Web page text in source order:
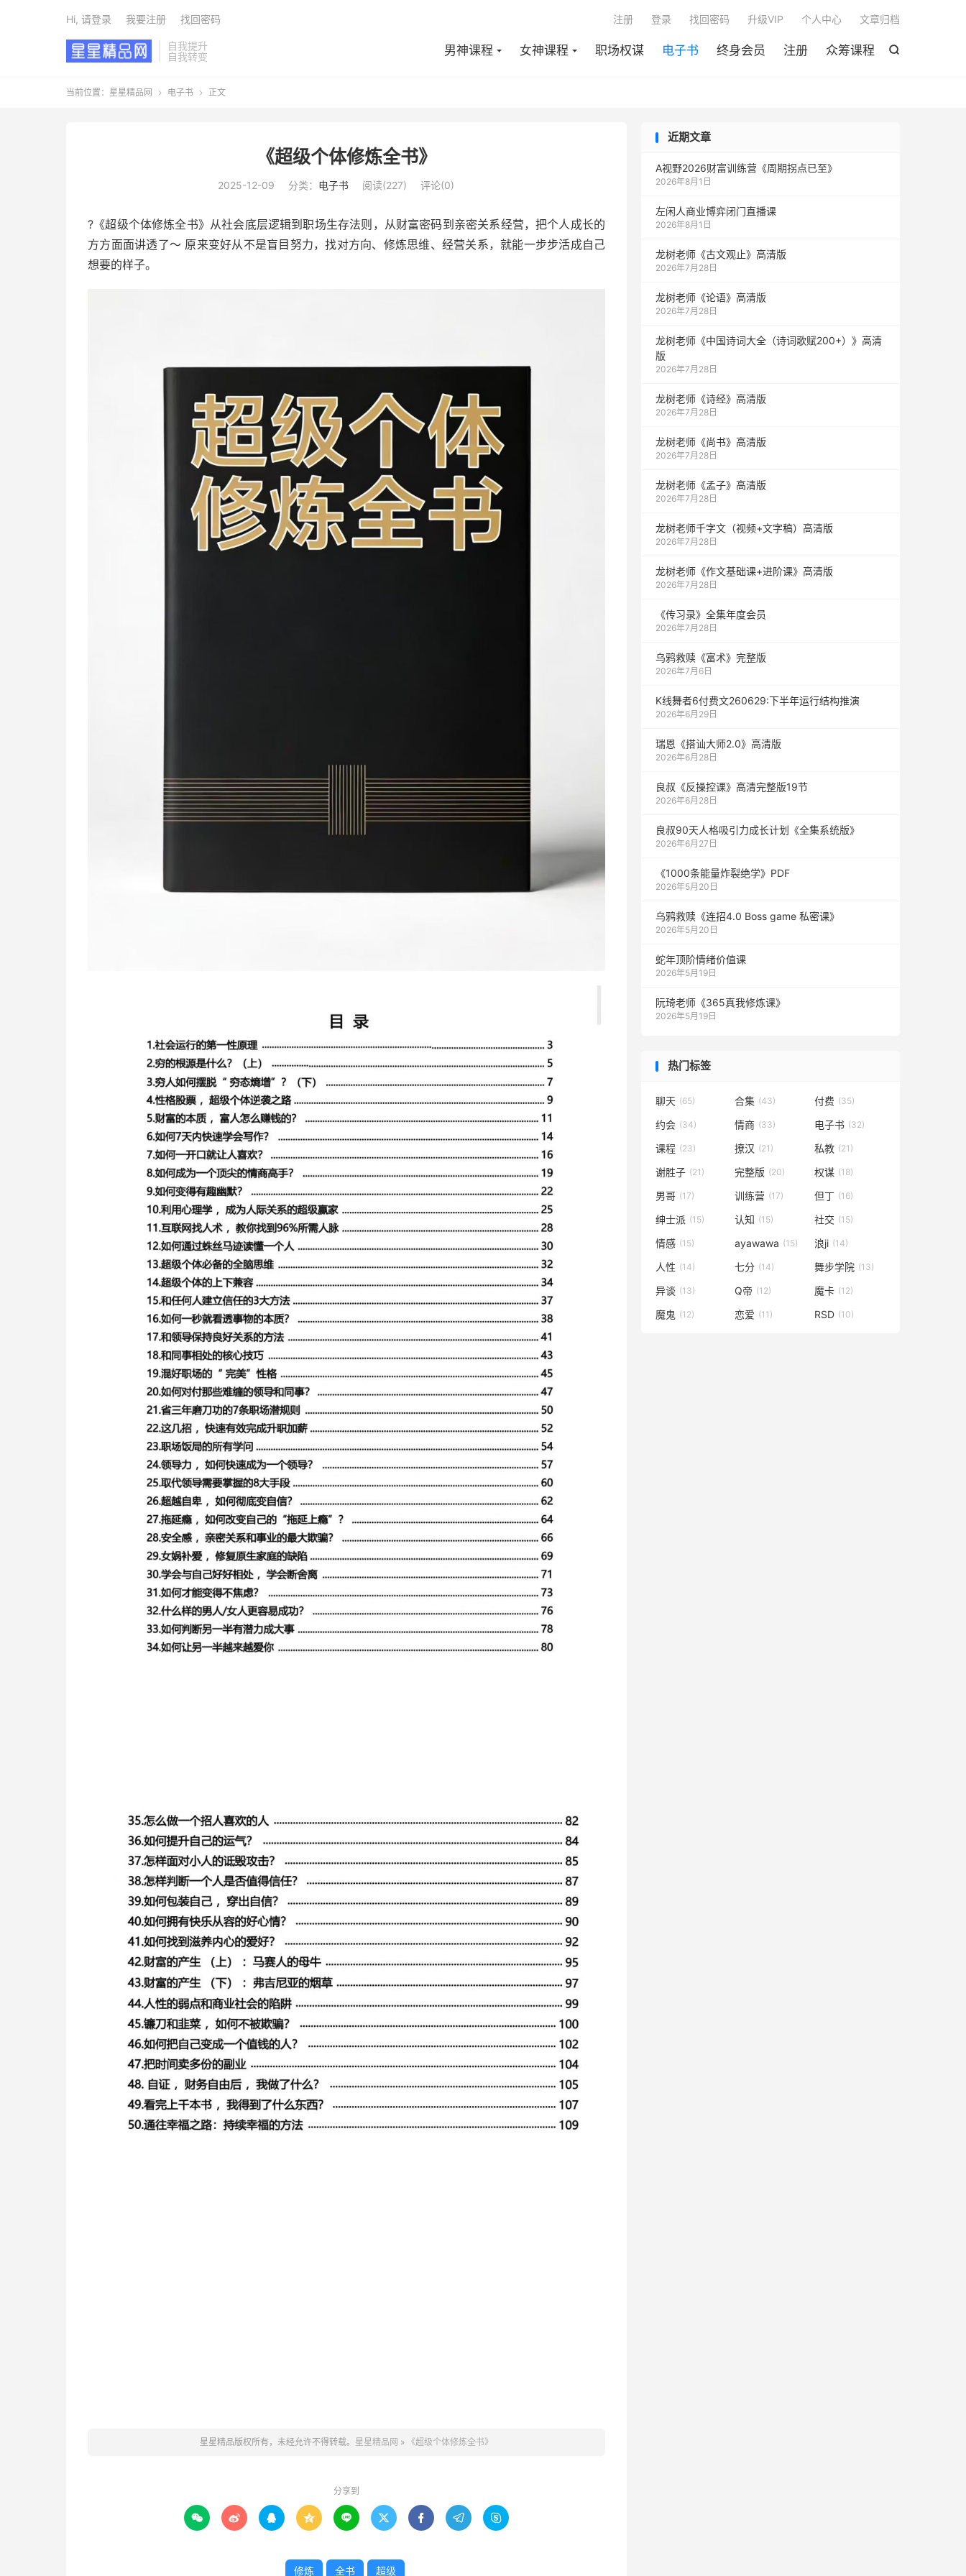
自我提升
自我转变

男神课程 女神课程 职场权谋 电子书 终身会员 注册 众筹课程
注册 登录 找回密码 升级VIP 个人中心 文章归档
Hi, 请登录 我要注册 找回密码
当前位置： 星星精品网  电子书  正文
《超级个体修炼全书》
2025-12-09 分类： 电子书 阅读(227) 评论(0)
?《超级个体修炼全书》从社会底层逻辑到职场生存法则，从财富密码到亲密关系经营，把个人成长的
方方面面讲透了～ 原来变好从不是盲目努力，找对方向、修炼思维、经营关系，就能一步步活成自己
想要的样子。
星星精品版权所有，未经允许不得转载。 星星精品网 » 《超级个体修炼全书》
分享到
        
修炼 全书 超级
近期文章
A视野2026财富训练营《周期拐点已至》
2026年8月1日
左闲人商业博弈闭门直播课
2026年8月1日
龙树老师《古文观止》高清版
2026年7月28日
龙树老师《论语》高清版
2026年7月28日
龙树老师《中国诗词大全（诗词歌赋200+）》高清
版
2026年7月28日
龙树老师《诗经》高清版
2026年7月28日
龙树老师《尚书》高清版
2026年7月28日
龙树老师《孟子》高清版
2026年7月28日
龙树老师千字文（视频+文字稿）高清版
2026年7月28日
龙树老师《作文基础课+进阶课》高清版
2026年7月28日
《传习录》全集年度会员
2026年7月28日
乌鸦救赎《富术》完整版
2026年7月6日
K线舞者6付费文260629:下半年运行结构推演
2026年6月29日
瑞恩《搭讪大师2.0》高清版
2026年6月28日
良叔《反操控课》高清完整版19节
2026年6月28日
良叔90天人格吸引力成长计划《全集系统版》
2026年6月27日
《1000‮能条‬‎量‮裂炸‬‎绝学》PDF
2026年5月20日
乌鸦救赎《连招4.0 Boss game 私密课》
2026年5月20日
蛇年顶阶情绪价值课
2026年5月19日
阮琦老师《365真我修炼课》
2026年5月19日
热门标签
聊天 (65) 合集 (43) 付费 (35)
约会 (34) 情商 (33) 电子书 (32)
课程 (23) 撩汉 (21) 私教 (21)
谢胜子 (21) 完整版 (20) 权谋 (18)
男哥 (17) 训练营 (17) 但丁 (16)
绅士派 (15) 认知 (15) 社交 (15)
情感 (15) ayawawa (15) 浪ji (14)
人性 (14) 七分 (14) 舞步学院 (13)
异谈 (13) Q帝 (12) 魔卡 (12)
魔鬼 (12) 恋爱 (11) RSD (10)